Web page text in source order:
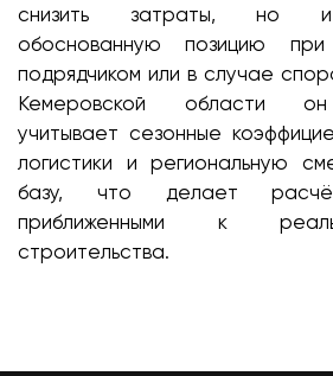
снизить затраты, но и
обоснованную позицию
подрядчиком или в случае
Кемеровской области он
учитывает сезонные
логистики и региональную
базу, что делает
приближенными к
строительства.